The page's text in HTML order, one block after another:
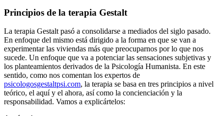
Principios de la terapia Gestalt
La terapia Gestalt pasó a consolidarse a mediados del siglo pasado.
En enfoque del mismo está dirigido a la forma en que se van a
experimentar las viviendas más que preocuparnos por lo que nos
sucede. Un enfoque que va a potenciar las sensaciones subjetivas y
los planteamientos derivados de la Psicología Humanista. En este
sentido, como nos comentan los expertos de
psicologosgestaltpsi.com, la terapia se basa en tres principios a nivel
teórico, el aquí y el ahora, así como la concienciación y la
responsabilidad. Vamos a explicártelos: